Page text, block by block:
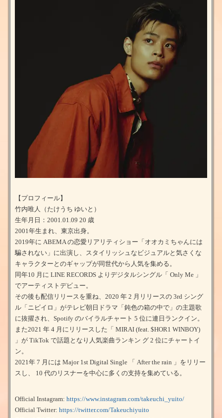
【プロフィール】
竹内唯人（たけうち ゆいと）
生年月日：2001.01.09 20 歳
2001年生まれ、東京出身。
2019年に ABEMA の恋愛リアリティショー「オオカミちゃんには
騙されない」に出演し、スタイリッシュなビジュアルと気さくな
キャラクターとのギャップが同世代から人気を集める。
同年10 月に LINE RECORDS よりデジタルシングル「 Only Me 」
でアーティストデビュー。
その後も配信リリースを重ね、2020 年 2 月リリースの 3rd シング
ル「ニビイロ」がテレビ朝日ドラマ「鈍色の箱の中で」の主題歌
に抜擢され、Spotify のバイラルチャート 5 位に連日ランクイン。
また2021 年 4 月にリリースした「 MIRAI (feat. $HOR1 WINBOY)
」が TikTok で話題となり人気楽曲ランキン グ 2 位にチャートイ
ン。
2021年 7 月には Major 1st Digital Single 「 After the rain 」をリリー
スし、 10 代のリスナーを中心に多くの支持を集めている。
Official Instagram: https://www.instagram.com/takeuchi_yuito/
Official Twitter: https://twitter.com/Takeuchiyuito